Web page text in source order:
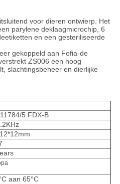
voor dieren ontwierp. Het
parylene deklaagmicrochip, 6
en een gesteriliseerde
gekoppeld aan Fofia-de
ZS006 een hoog
slachtingsbeheer en dierlijke
5 FDX-B
aan 65°C